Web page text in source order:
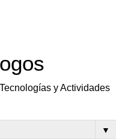
y Actividades
▼